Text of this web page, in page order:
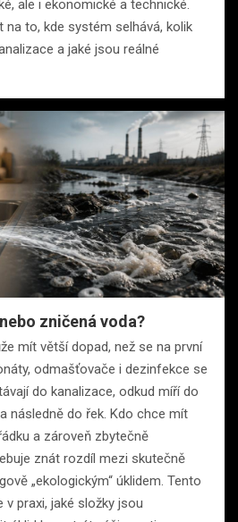
ale i ekonomické a technické.
to, kde systém selhává, kolik
a jaké jsou reálné
zničená voda?
mít větší dopad, než se na první
odmašťovače i dezinfekce se
do kanalizace, odkud míří do
následně do řek. Kdo chce mít
a zároveň zbytečně
znát rozdíl mezi skutečně
„ekologickým“ úklidem. Tento
praxi, jaké složky jsou